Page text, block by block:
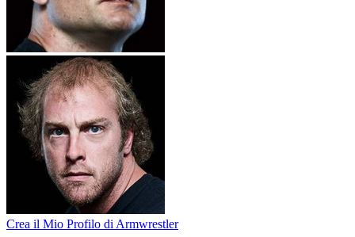
Crea il Mio Profilo di Armwrestler